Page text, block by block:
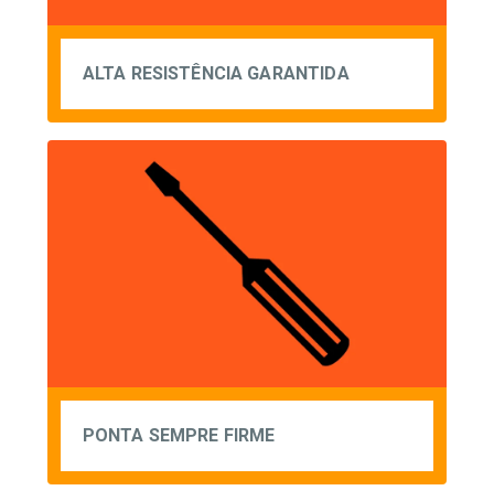
ALTA RESISTÊNCIA GARANTIDA
PONTA SEMPRE FIRME